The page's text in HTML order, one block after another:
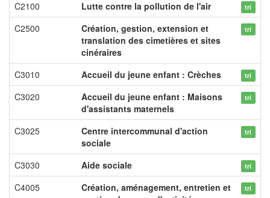
C2100 Lutte contre la pollution de l'air tri
C2500
Création, gestion, extension et
translation des cimetières et sites
cinéraires
tri
C3010 Accueil du jeune enfant : Crèches tri
C3020
Accueil du jeune enfant : Maisons
d'assistants maternels
tri
C3025
Centre intercommunal d'action
sociale
tri
C3030 Aide sociale tri
C4005
Création, aménagement, entretien et
tri